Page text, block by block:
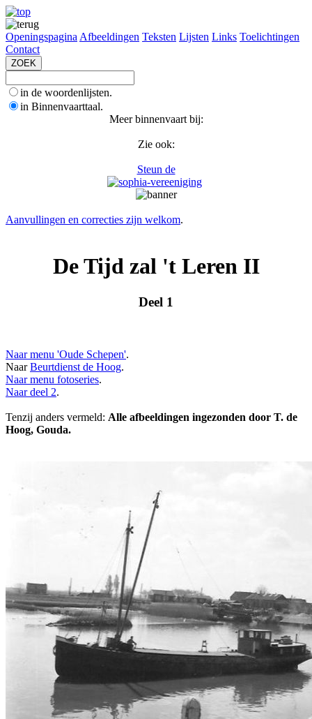
Openingspagina Afbeeldingen Teksten Lijsten Links Toelichtingen
Contact
in de woordenlijsten.
in Binnenvaarttaal.
Meer binnenvaart bij:
Zie ook:
Steun de
Aanvullingen en correcties zijn welkom.
De Tijd zal 't Leren II
Deel 1
Naar menu 'Oude Schepen'.
NaarBeurtdienst de Hoog.
Naar menu fotoseries.
Naar deel 2.
Tenzij anders vermeld: Alle afbeeldingen ingezonden door T. de
Hoog, Gouda.